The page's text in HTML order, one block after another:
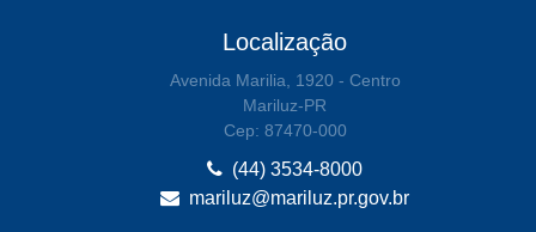
Localização
Avenida Marilia, 1920 - Centro
Mariluz-PR
Cep: 87470-000
(44) 3534-8000
mariluz@mariluz.pr.gov.br